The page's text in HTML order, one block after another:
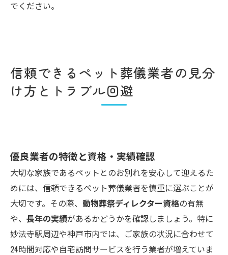
でください。
信頼できるペット葬儀業者の見分
け方とトラブル回避
優良業者の特徴と資格・実績確認
大切な家族であるペットとのお別れを安心して迎えるた
めには、信頼できるペット葬儀業者を慎重に選ぶことが
大切です。その際、 動物葬祭ディレクター資格の有無
や、 長年の実績があるかどうかを確認しましょう。特に
妙法寺駅周辺や神戸市内では、ご家族の状況に合わせて
24時間対応や自宅訪問サービスを行う業者が増えていま